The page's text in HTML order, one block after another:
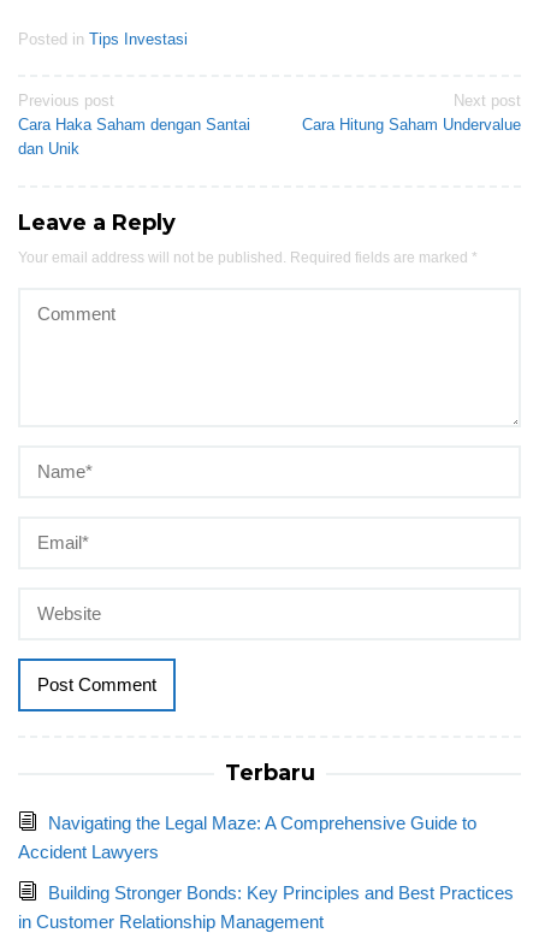
Posted in Tips Investasi
Post
navigation
Previous post
Cara Haka Saham dengan Santai
dan Unik
Next post
Cara Hitung Saham Undervalue
Leave a Reply
Your email address will not be published. Required fields are marked *
Terbaru
Navigating the Legal Maze: A Comprehensive Guide to
Accident Lawyers
Building Stronger Bonds: Key Principles and Best Practices
in Customer Relationship Management